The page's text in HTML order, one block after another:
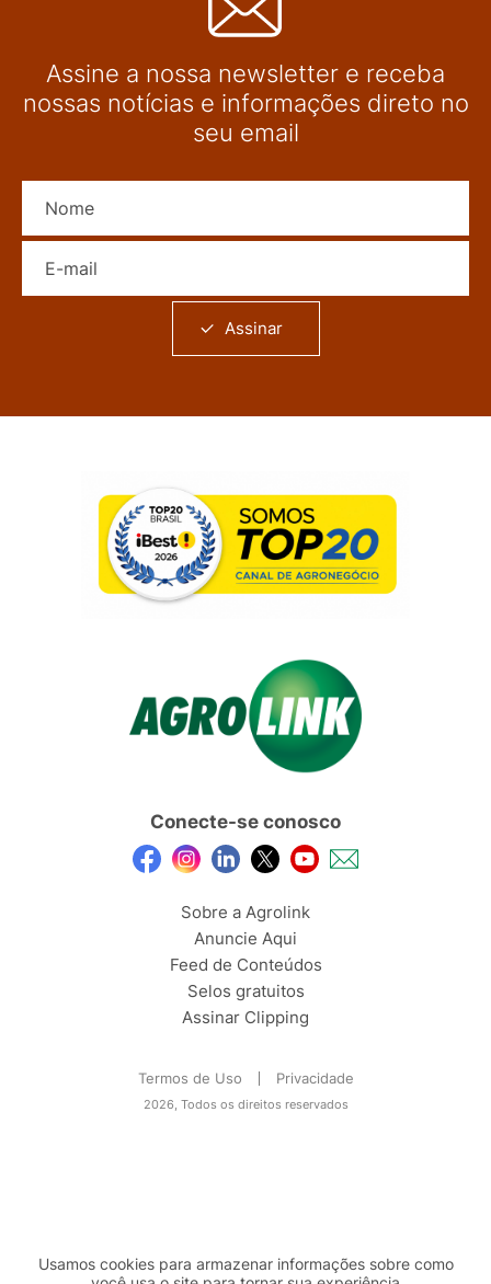
Assine a nossa newsletter e receba
nossas notícias e informações direto no
seu email
Assinar
Conecte-se conosco
Sobre a Agrolink
Anuncie Aqui
Feed de Conteúdos
Selos gratuitos
Assinar Clipping
Termos de Uso Privacidade
2026, Todos os direitos reservados
Usamos cookies para armazenar informações sobre como